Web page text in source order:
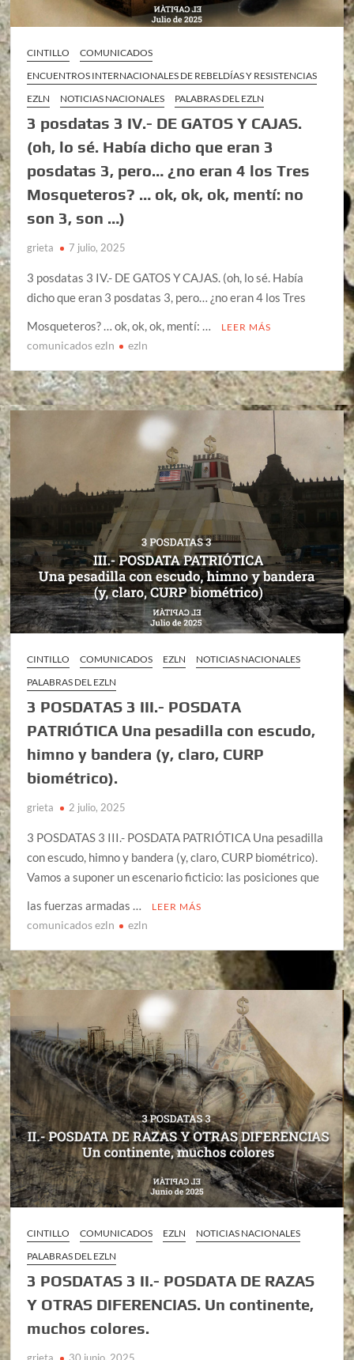
CINTILLO
COMUNICADOS
ENCUENTROS INTERNACIONALES DE REBELDÍAS Y RESISTENCIAS
EZLN
NOTICIAS NACIONALES PALABRAS DEL EZLN
3 posdatas 3 IV.- DE GATOS Y CAJAS.
(oh, lo sé. Había dicho que eran 3
posdatas 3, pero… ¿no eran 4 los Tres
Mosqueteros? … ok, ok, ok, mentí: no
son 3, son …)
grieta 7 julio, 2025
3 posdatas 3 IV.- DE GATOS Y CAJAS. (oh, lo sé. Había
dicho que eran 3 posdatas 3, pero… ¿no eran 4 los Tres
Mosqueteros? … ok, ok, ok, mentí: …
LEER MÁS
comunicados ezln ezln
CINTILLO COMUNICADOS EZLN
NOTICIAS NACIONALES
PALABRAS DEL EZLN
3 POSDATAS 3 III.- POSDATA
PATRIÓTICA Una pesadilla con escudo,
himno y bandera (y, claro, CURP
biométrico).
grieta 2 julio, 2025
3 POSDATAS 3 III.- POSDATA PATRIÓTICA Una pesadilla
con escudo, himno y bandera (y, claro, CURP biométrico).
Vamos a suponer un escenario ficticio: las posiciones que
las fuerzas armadas …
LEER MÁS
comunicados ezln ezln
CINTILLO COMUNICADOS EZLN
NOTICIAS NACIONALES
PALABRAS DEL EZLN
3 POSDATAS 3 II.- POSDATA DE RAZAS
Y OTRAS DIFERENCIAS. Un continente,
muchos colores.